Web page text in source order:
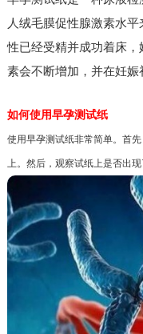
人绒毛膜促性腺激素水
性已经受精并成功着床
素会不断增加，并在妊娠
如何使用早孕测试纸
使用早孕测试纸非常简单。首
上。然后，观察试纸上是否出